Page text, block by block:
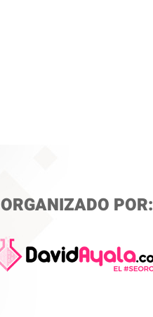
ORGANIZADO POR: